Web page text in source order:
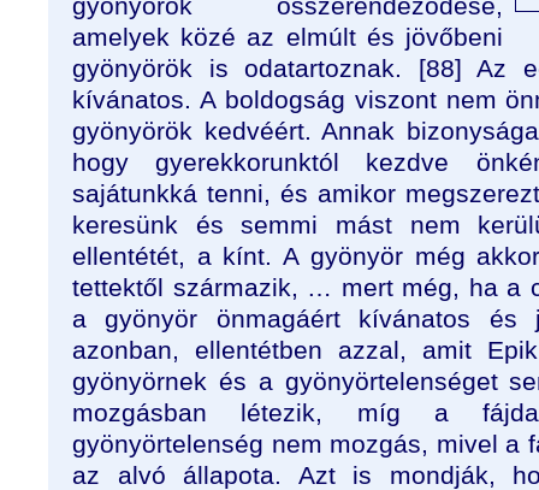
amelyek közé az elmúlt és jövőbeni
gyönyörök is odatartoznak. [88] Az
kívánatos. A boldogság viszont nem
gyönyörök kedvéért. Annak
hogy gyerekkorunktól kezdve
sajátunkká tenni, és amikor
keresünk és semmi mást nem
ellentétét, a kínt. A gyönyör még
tettektől származik, … mert még, ha a
a gyönyör önmagáért kívánatos
azonban, ellentétben azzal, amit
gyönyörnek és a gyönyörtelenséget
mozgásban létezik, míg a
gyönyörtelenség nem mozgás, mivel a
az alvó állapota. Azt is mondják,